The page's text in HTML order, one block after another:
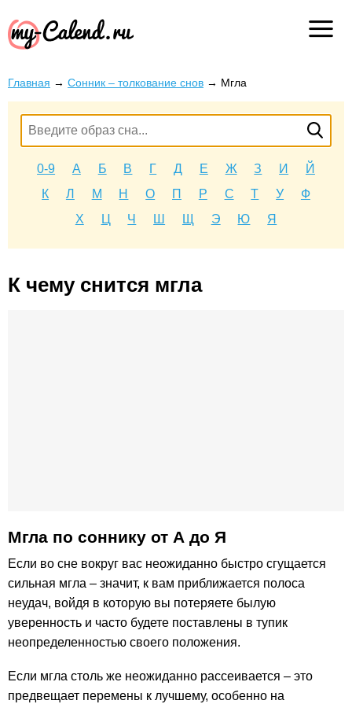
Главная → Сонник – толкование снов → Мгла
0-9 А Б В Г Д Е Ж З И
Й
К
Л М Н О П Р С Т У
Ф
Х
Ц Ч Ш Щ Э Ю Я
К чему снится мгла
Мгла по соннику от А до Я
Если во сне вокруг вас неожиданно быстро сгущается
сильная мгла – значит, к вам приближается полоса
неудач, войдя в которую вы потеряете былую
уверенность и часто будете поставлены в тупик
неопределенностью своего положения.
Если мгла столь же неожиданно рассеивается – это
предвещает перемены к лучшему, особенно на